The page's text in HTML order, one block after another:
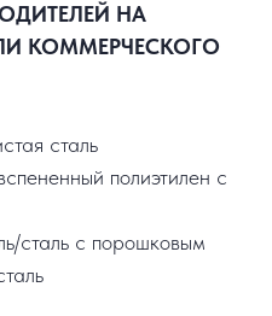
НА
КОММЕРЧЕСКОГО
сталь
полиэтилен с
сталь с порошковым